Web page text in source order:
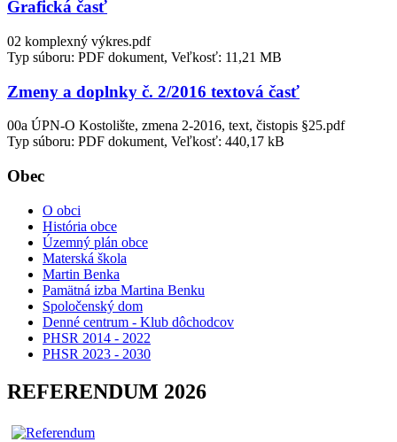
Grafická časť
02 komplexný výkres.pdf
Typ súboru: PDF dokument, Veľkosť: 11,21 MB
Zmeny a doplnky č. 2/2016 textová časť
00a ÚPN-O Kostolište, zmena 2-2016, text, čistopis §25.pdf
Typ súboru: PDF dokument, Veľkosť: 440,17 kB
Obec
O obci
História obce
Územný plán obce
Materská škola
Martin Benka
Pamätná izba Martina Benku
Spoločenský dom
Denné centrum - Klub dôchodcov
PHSR 2014 - 2022
PHSR 2023 - 2030
REFERENDUM 2026